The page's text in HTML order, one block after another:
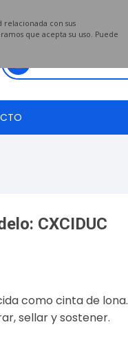
con sus
que acepta su uso. Puede
CXCIDUC
como cinta de lona.
sellar y sostener.